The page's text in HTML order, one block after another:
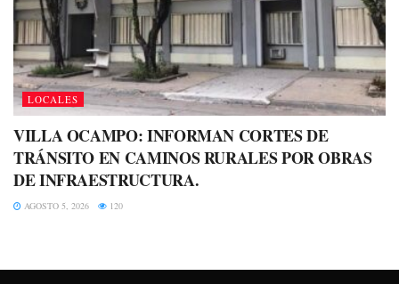
LOCALES
VILLA OCAMPO: INFORMAN CORTES DE
TRÁNSITO EN CAMINOS RURALES POR OBRAS
DE INFRAESTRUCTURA.
AGOSTO 5, 2026 120